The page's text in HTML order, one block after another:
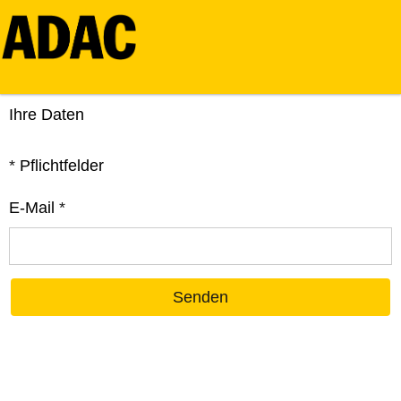
Ihre Daten
* Pflichtfelder
E-Mail *
Senden